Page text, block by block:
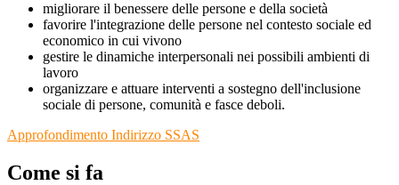
migliorare il benessere delle persone e della società
favorire l'integrazione delle persone nel contesto sociale ed
economico in cui vivono
gestire le dinamiche interpersonali nei possibili ambienti di
lavoro
organizzare e attuare interventi a sostegno dell'inclusione
sociale di persone, comunità e fasce deboli.
Approfondimento Indirizzo SSAS
Come si fa